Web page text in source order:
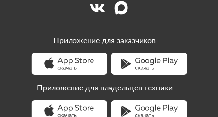
Приложение для заказчиков
Приложение для владельцев техники